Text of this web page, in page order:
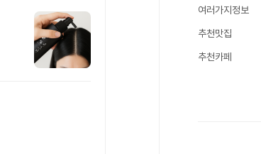
여러가지정보
추천맛집
추천카페